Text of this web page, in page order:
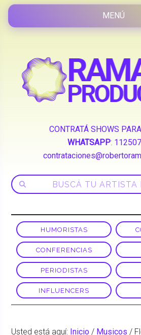
CONTRATÁ SHOWS
WHATSAPP:
HUMORISTAS
CONFERENCIAS
PERIODISTAS
INFLUENCERS
Usted está aquí: Inicio / Musicos /